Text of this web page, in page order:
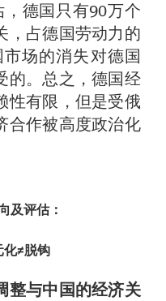
德国只有90万个
，占德国劳动力的
场的消失对德国
的。总之，德国经
性有限，但是受俄
合作被高度政治化
及评估：
化≠脱钩
整与中国的经济关